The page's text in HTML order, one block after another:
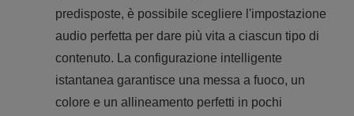
predisposte, è possibile scegliere l'impostazione
audio perfetta per dare più vita a ciascun tipo di
contenuto. La configurazione intelligente
istantanea garantisce una messa a fuoco, un
colore e un allineamento perfetti in pochi